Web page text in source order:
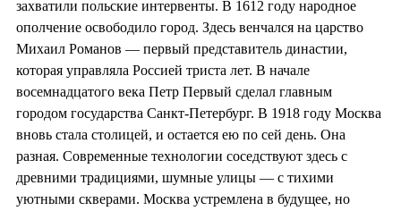
захватили польские интервенты. В 1612 году народное
ополчение освободило город. Здесь венчался на царство
Михаил Романов — первый представитель династии,
которая управляла Россией триста лет. В начале
восемнадцатого века Петр Первый сделал главным
городом государства Санкт-Петербург. В 1918 году Москва
вновь стала столицей, и остается ею по сей день. Она
разная. Современные технологии соседствуют здесь с
древними традициями, шумные улицы — с тихими
уютными скверами. Москва устремлена в будущее, но